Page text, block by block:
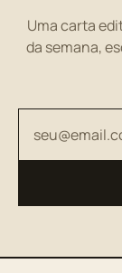
Uma carta
da semana,